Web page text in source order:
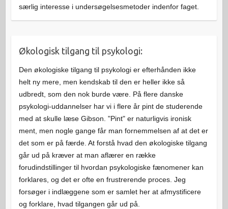
særlig interesse i undersøgelsesmetoder indenfor faget.
Økologisk tilgang til psykologi:
Den økologiske tilgang til psykologi er efterhånden ikke
helt ny mere, men kendskab til den er heller ikke så
udbredt, som den nok burde være. På flere danske
psykologi-uddannelser har vi i flere år pint de studerende
med at skulle læse Gibson. "Pint" er naturligvis ironisk
ment, men nogle gange får man fornemmelsen af at det er
det som er på færde. At forstå hvad den økologiske tilgang
går ud på kræver at man aflærer en række
forudindstillinger til hvordan psykologiske fænomener kan
forklares, og det er ofte en frustrerende proces. Jeg
forsøger i indlæggene som er samlet her at afmystificere
og forklare, hvad tilgangen går ud på.